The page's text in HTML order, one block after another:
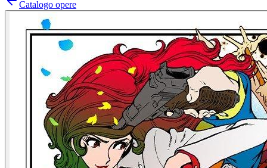
Catalogo opere